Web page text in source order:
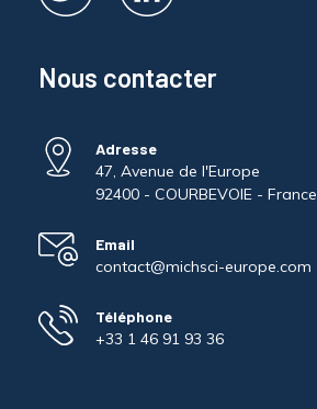
Nous contacter
Adresse
47, Avenue de l'Europe
92400 - COURBEVOIE - France
Email
contact@michsci-europe.com
Téléphone
+33 1 46 91 93 36